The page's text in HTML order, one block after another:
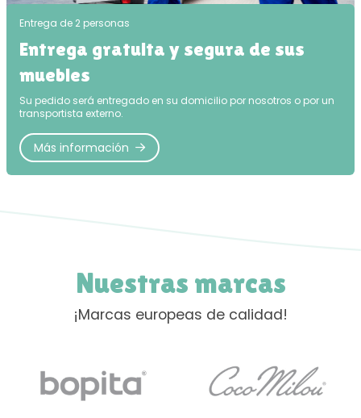
Entrega de 2 personas
Entrega gratuita y segura de sus
muebles
Su pedido será entregado en su domicilio por nosotros o por un
transportista externo.
Más información
Nuestras marcas
¡Marcas europeas de calidad!